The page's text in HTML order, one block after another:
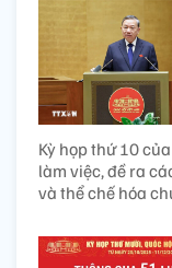
Kỳ họp thứ 10
làm việc, đề ra
và thể chế hóa